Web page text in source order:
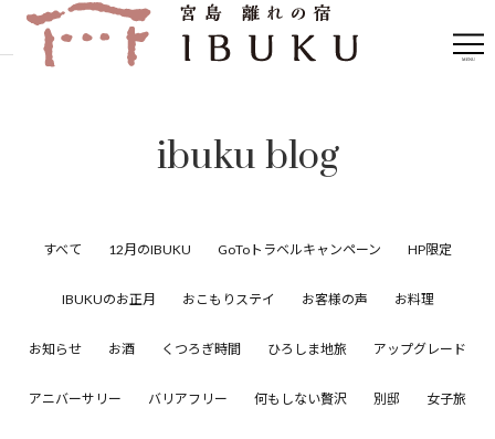
ibuku blog
すべて 12月のIBUKU GoToトラベルキャンペーン HP限定
IBUKUのお正月 おこもりステイ お客様の声 お料理
お知らせ お酒 くつろぎ時間 ひろしま地旅 アップグレード
アニバーサリー バリアフリー 何もしない贅沢 別邸 女子旅